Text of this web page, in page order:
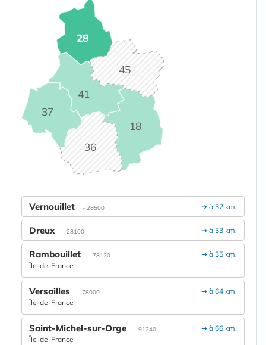
18
28
36
37
41
45
➔ à 32 km.
Vernouillet - 28500
➔ à 33 km.
Dreux - 28100
➔ à 35 km.
Rambouillet - 78120
Île-de-France
➔ à 64 km.
Versailles - 78000
Île-de-France
➔ à 66 km.
Saint-Michel-sur-Orge - 91240
Île-de-France